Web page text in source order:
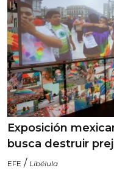
Exposición
busca destruir
EFE / Libélula